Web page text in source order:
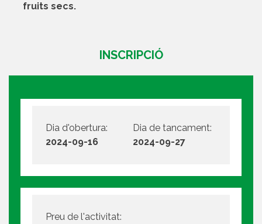
fruits secs.
INSCRIPCIÓ
Dia d'obertura:
2024-09-16
Dia de tancament:
2024-09-27
Preu de l'activitat: